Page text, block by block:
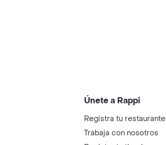
Únete a Rappi
Registra tu restaurante
Trabaja con nosotros